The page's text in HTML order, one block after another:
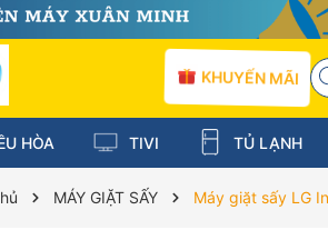
KHUYẾN MÃI
HÒA TIVI TỦ LẠNH
MÁY GIẶT SẤY Máy giặt sấy LG